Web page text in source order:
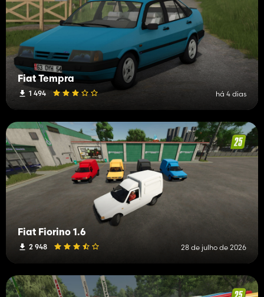
Fiat Tempra
1 494 há 4 dias
Fiat Fiorino 1.6
2 948 28 de julho de 2026